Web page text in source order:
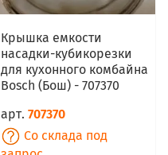
Крышка емкости
насадки-кубикорезки
для кухонного комбайна
Bosch (Бош) - 707370
арт. 707370
Со склада под